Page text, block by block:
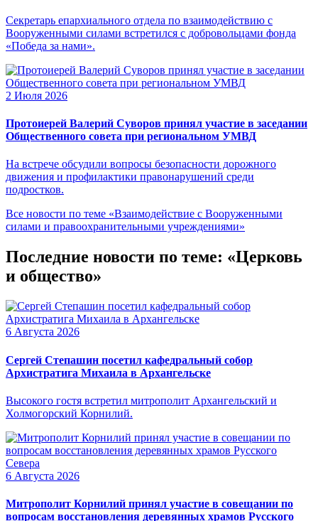
Секретарь епархиального отдела по взаимодействию с
Вооруженными силами встретился с добровольцами фонда
«Победа за нами».
2 Июля 2026
Протоиерей Валерий Суворов принял участие в заседании
Общественного совета при региональном УМВД
На встрече обсудили вопросы безопасности дорожного
движения и профилактики правонарушений среди
подростков.
Все новости по теме «Взаимодействие с Вооруженными
силами и правоохранительными учреждениями»
Последние новости по теме: «Церковь
и общество»
6 Августа 2026
Сергей Степашин посетил кафедральный собор
Архистратига Михаила в Архангельске
Высокого гостя встретил митрополит Архангельский и
Холмогорский Корнилий.
6 Августа 2026
Митрополит Корнилий принял участие в совещании по
вопросам восстановления деревянных храмов Русского